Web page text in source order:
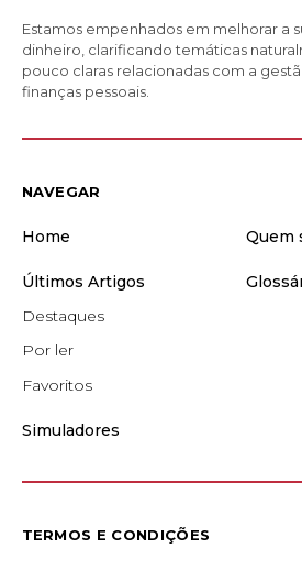
Estamos empenhados em melhorar a
dinheiro, clarificando temáticas
pouco claras relacionadas com a
finanças pessoais.
NAVEGAR
Home Quem
Últimos Artigos
Destaques
Por ler
Favoritos
Simuladores
TERMOS E CONDIÇÕES